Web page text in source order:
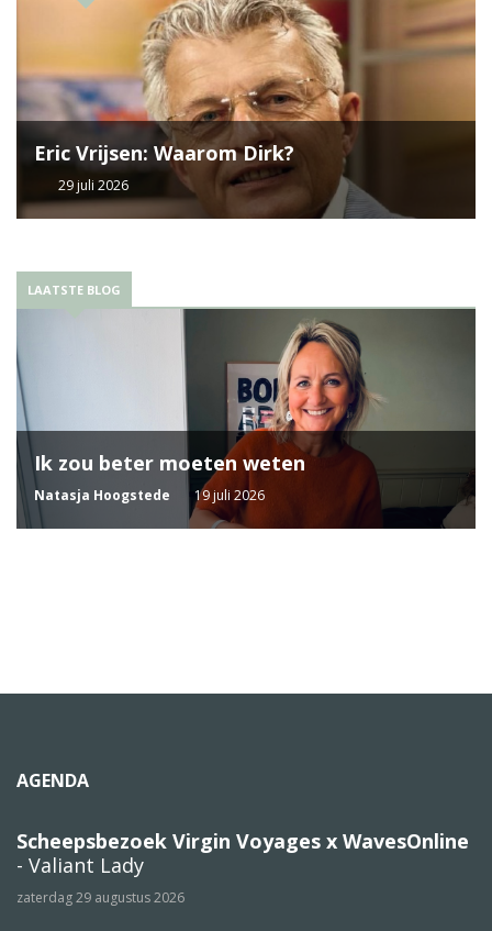
Eric Vrijsen: Waarom Dirk?
29 juli 2026
LAATSTE BLOG
Ik zou beter moeten weten
Natasja Hoogstede 19 juli 2026
AGENDA
Scheepsbezoek Virgin Voyages x WavesOnline
- Valiant Lady
zaterdag 29 augustus 2026